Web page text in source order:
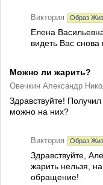
Виктория Образ
Елена
видеть Вас
Можно ли жарить?
Овечкин Александр
Здравствуйте!
можно на них?
Виктория Образ
Здравствуйте,
жарить нельзя,
обращение!